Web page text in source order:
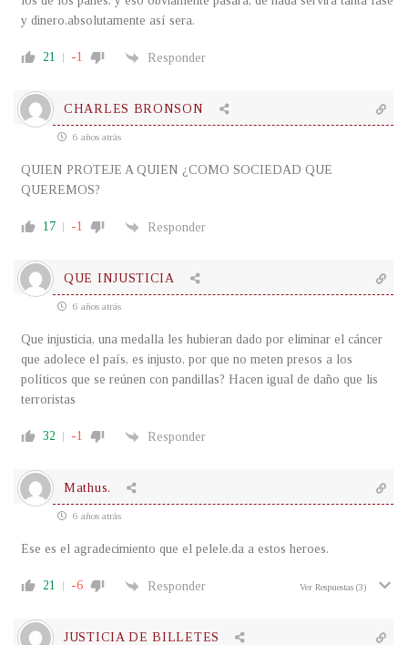
y dinero.absolutamente así sera.
21 -1 Responder
CHARLES BRONSON
6 años atrás
QUIEN PROTEJE A QUIEN ¿COMO SOCIEDAD QUE
QUEREMOS?
17 -1 Responder
QUE INJUSTICIA
6 años atrás
Que injusticia, una medalla les hubieran dado por eliminar el cáncer
que adolece el país, es injusto, por que no meten presos a los
políticos que se reúnen con pandillas? Hacen igual de daño que lis
terroristas
32 -1 Responder
Mathus.
6 años atrás
Ese es el agradecimiento que el pelele.da a estos heroes.
21 -6 Responder Ver Respuestas (3)
JUSTICIA DE BILLETES